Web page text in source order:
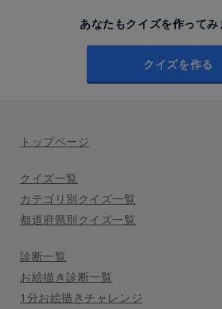
あなたもクイズを作ってみ
クイズを作る
トップページ
クイズ一覧
カテゴリ別クイズ一覧
都道府県別クイズ一覧
診断一覧
お絵描き診断一覧
1分お絵描きチャレンジ